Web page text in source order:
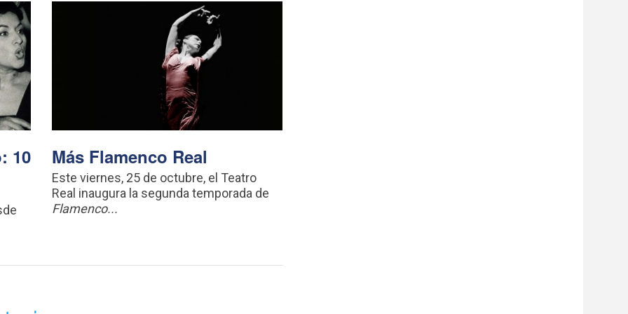
10 Más Flamenco Real
Este viernes, 25 de octubre, el Teatro
Real inaugura la segunda temporada de
Flamenco...